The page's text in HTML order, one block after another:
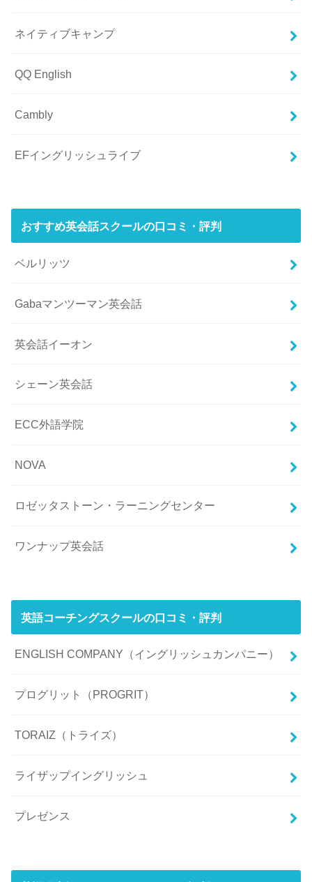
ネイティブキャンプ
QQ English
Cambly
EFイングリッシュライブ
おすすめ英会話スクールの口コミ・評判
ベルリッツ
Gabaマンツーマン英会話
英会話イーオン
シェーン英会話
ECC外語学院
NOVA
ロゼッタストーン・ラーニングセンター
ワンナップ英会話
英語コーチングスクールの口コミ・評判
ENGLISH COMPANY（イングリッシュカンパニー）
プログリット（PROGRIT）
TORAIZ（トライズ）
ライザップイングリッシュ
プレゼンス